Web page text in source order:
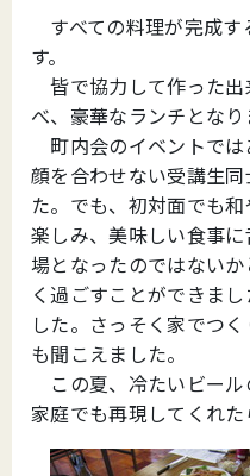
すべての料理が完成す
す。
皆で協力して作った出
べ、豪華なランチとなり
町内会のイベントでは
顔を合わせない受講生
た。でも、初対面でも
楽しみ、美味しい食事
場となったのではない
く過ごすことができま
した。さっそく家でつ
も聞こえました。
この夏、冷たいビール
家庭でも再現してくれた